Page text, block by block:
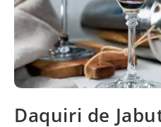
Daquiri de